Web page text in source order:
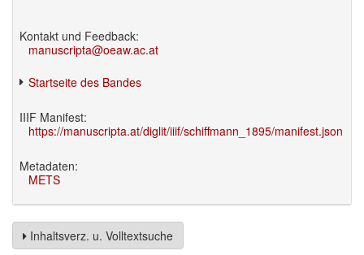
Kontakt und Feedback:
manuscripta@oeaw.ac.at
Startseite des Bandes
IIIF Manifest:
https://manuscripta.at/diglit/iiif/schiffmann_1895/manifest.json
Metadaten:
METS
Inhaltsverz. u. Volltextsuche